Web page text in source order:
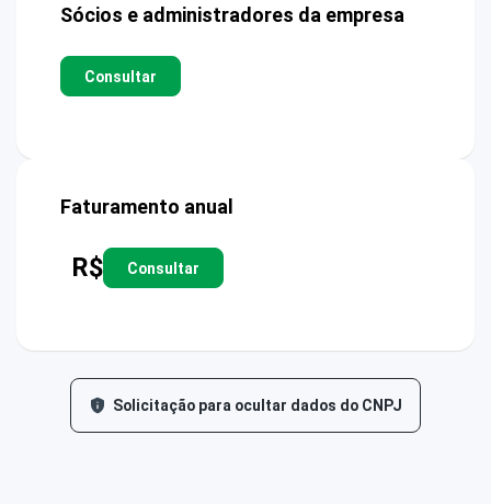
Sócios e administradores da empresa
Consultar
Faturamento anual
R$ Consultar
Solicitação para ocultar dados do CNPJ